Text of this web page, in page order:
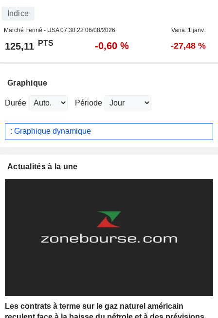
Indice
Marché Fermé - USA07:30:22 06/08/2026 Varia. 1 janv.
125,11 PTS -0,60 % -27,48 %
Graphique
Durée Période
: Graphique dynamique
Actualités à la une
Les contrats à terme sur le gaz naturel américain